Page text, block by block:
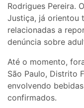
Rodrigues Pereira.
Justiça, já orientou
relacionadas a
denúncia sobre
Até o momento,
São Paulo, Distrito
envolvendo
confirmados.